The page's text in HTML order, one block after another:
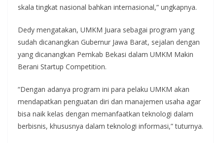
skala tingkat nasional bahkan internasional,” ungkapnya.
Dedy mengatakan, UMKM Juara sebagai program yang
sudah dicanangkan Gubernur Jawa Barat, sejalan dengan
yang dicanangkan Pemkab Bekasi dalam UMKM Makin
Berani Startup Competition.
“Dengan adanya program ini para pelaku UMKM akan
mendapatkan penguatan diri dan manajemen usaha agar
bisa naik kelas dengan memanfaatkan teknologi dalam
berbisnis, khususnya dalam teknologi informasi,” tuturnya.